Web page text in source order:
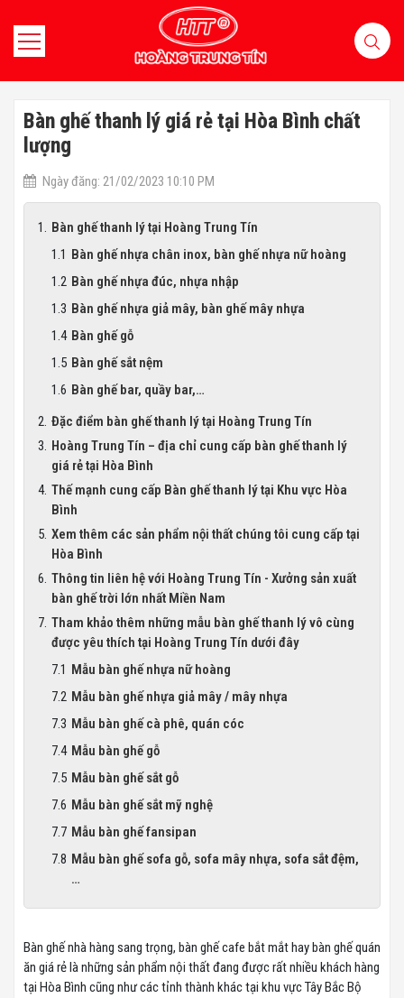
Bàn ghế thanh lý giá rẻ tại Hòa Bình chất
lượng
Ngày đăng: 21/02/2023 10:10 PM
Bàn ghế thanh lý tại Hoàng Trung Tín
Bàn ghế nhựa chân inox, bàn ghế nhựa nữ hoàng
Bàn ghế nhựa đúc, nhựa nhập
Bàn ghế nhựa giả mây, bàn ghế mây nhựa
Bàn ghế gỗ
Bàn ghế sắt nệm
Bàn ghế bar, quầy bar,…
Đặc điểm bàn ghế thanh lý tại Hoàng Trung Tín
Hoàng Trung Tín – địa chỉ cung cấp bàn ghế thanh lý
giá rẻ tại Hòa Bình
Thế mạnh cung cấp Bàn ghế thanh lý tại Khu vực Hòa
Bình
Xem thêm các sản phẩm nội thất chúng tôi cung cấp tại
Hòa Bình
Thông tin liên hệ với Hoàng Trung Tín - Xưởng sản xuất
bàn ghế trời lớn nhất Miền Nam
Tham khảo thêm những mẫu bàn ghế thanh lý vô cùng
được yêu thích tại Hoàng Trung Tín dưới đây
Mẫu bàn ghế nhựa nữ hoàng
Mẫu bàn ghế nhựa giả mây / mây nhựa
Mẫu bàn ghế cà phê, quán cóc
Mẫu bàn ghế gỗ
Mẫu bàn ghế sắt gỗ
Mẫu bàn ghế sắt mỹ nghệ
Mẫu bàn ghế fansipan
Mẫu bàn ghế sofa gỗ, sofa mây nhựa, sofa sắt đệm,
…
Bàn ghế nhà hàng sang trọng, bàn ghế cafe bắt mắt hay bàn ghế quán
ăn giá rẻ là những sản phẩm nội thất đang được rất nhiều khách hàng
tại Hòa Bình cũng như các tỉnh thành khác tại khu vực Tây Bắc Bộ